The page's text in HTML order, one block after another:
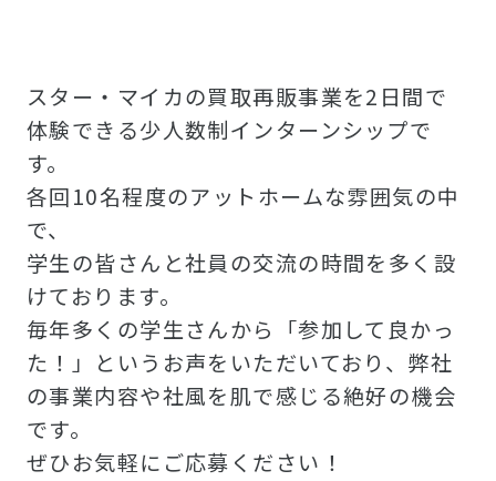
スター・マイカの買取再販事業を2日間で
体験できる少人数制インターンシップで
す。
各回10名程度のアットホームな雰囲気の中
で、
学生の皆さんと社員の交流の時間を多く設
けております。
毎年多くの学生さんから「参加して良かっ
た！」というお声をいただいており、弊社
の事業内容や社風を肌で感じる絶好の機会
です。
ぜひお気軽にご応募ください！